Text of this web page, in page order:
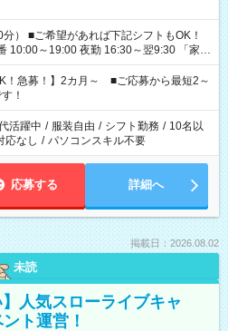
もOK！
～19:00 夜勤 16:30～翌9:30 「家族
「余裕を持って夕飯の準備がしたい」
くない」 など、ご希望を教えてください
勤務時間。 合計で週40時間を超える場
！急募！】2カ月～ ■ご応募から最短2～
！
活躍中 / 服装自由 / シフト勤務 / 10名以
応なし / パソコンスキル不要
応募する 詳細へ
掲載日：2026.08.02
未読
人気スローライブキャ
ト運営！